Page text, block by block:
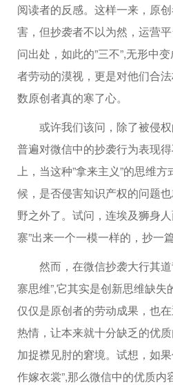
阅读者的反感。这样一来，原
害，但抄袭者不以为然，运营
问出处，如此的”三不”,无形中
者劳动的漠视，更是对他们合
数原创者真的寒了心。
或许我们该问，除了被侵权
普遍对微信中的抄袭行为表现
上，当这种”拿来主义”的思维
候，是否侵害知识产权的问题
野之外了。试问，连埃及狮身
寨”出来一个一模一样的，抄一
然而，在微信抄袭大行其道
寨思维”,它其实是创新思维缺
仅仅是原创者的劳动成果，也
热情，让本来就十分缺乏的优
加捉襟见肘的窘境。试想，如
作嫁衣裳”,那么微信中的优质内